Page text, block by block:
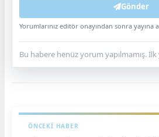
Gönder
Yorumlarınız editör onayından sonra yayına
Bu habere henüz yorum yapılmamış.
ÖNCEKI HABER